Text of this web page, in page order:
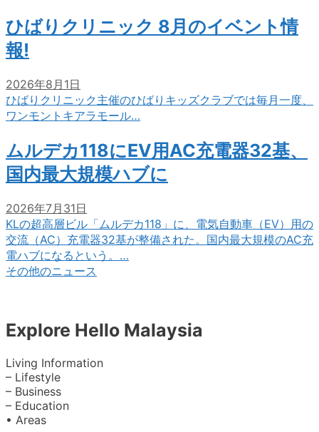
ひばりクリニック 8月のイベント情
報!
2026年8月1日
ひばりクリニック主催のひばりキッズクラブでは毎月一度、
ワンモントキアラモール…
ムルデカ118にEV用AC充電器32基、
国内最大規模ハブに
2026年7月31日
KLの超高層ビル「ムルデカ118」に、電気自動車（EV）用の
交流（AC）充電器32基が整備された。国内最大規模のAC充
電ハブになるという。…
その他のニュース
Explore Hello Malaysia
Living Information
– Lifestyle
– Business
– Education
• Areas